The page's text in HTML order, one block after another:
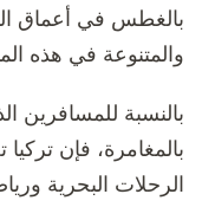
بالغطس في أعماق
والمتنوعة في هذه
بالنسبة للمسافرين
بالمغامرة، فإن تركيا
الرحلات البحرية